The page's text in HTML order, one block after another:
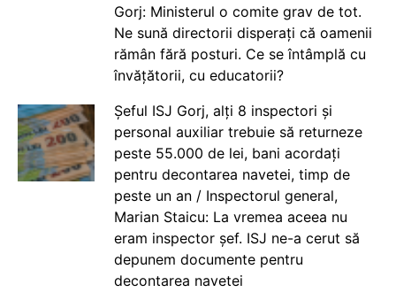
Gorj: Ministerul o comite grav de tot.
Ne sună directorii disperați că oamenii
rămân fără posturi. Ce se întâmplă cu
învățătorii, cu educatorii?
Șeful ISJ Gorj, alți 8 inspectori și
personal auxiliar trebuie să returneze
peste 55.000 de lei, bani acordați
pentru decontarea navetei, timp de
peste un an / Inspectorul general,
Marian Staicu: La vremea aceea nu
eram inspector șef. ISJ ne-a cerut să
depunem documente pentru
decontarea navetei